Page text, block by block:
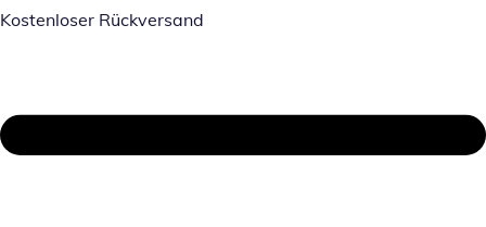
Kostenloser Rückversand